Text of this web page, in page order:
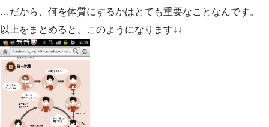
…だから、何を体質にするかはとても重要なことなんです。
以上をまとめると、このようになります↓↓